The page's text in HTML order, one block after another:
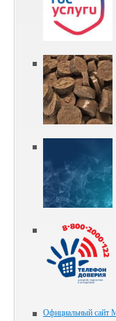
Официальный сайт